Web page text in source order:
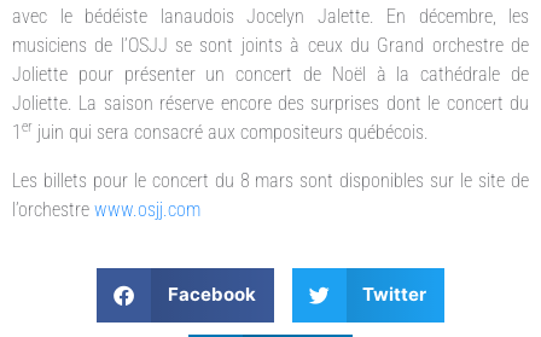
avec le bédéiste lanaudois Jocelyn Jalette. En décembre, les
musiciens de l’OSJJ se sont joints à ceux du Grand orchestre de
Joliette pour présenter un concert de Noël à la cathédrale de
Joliette. La saison réserve encore des surprises dont le concert du
1 er juin qui sera consacré aux compositeurs québécois.
Les billets pour le concert du 8 mars sont disponibles sur le site de
l’orchestre www.osjj.com
Facebook Twitter